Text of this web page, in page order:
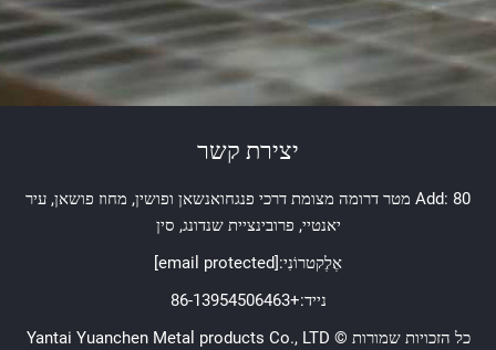
יצירת קשר
Add: 80 מטר דרומה מצומת דרכי פנגחואנשאן ופושין, מחוז פושאן, עיר
יאנטיי, פרובינציית שנדונג, סין
אֶלֶקטרוֹנִי:[email protected]
נייד:+86-13954506463
כל הזכויות שמורות © Yantai Yuanchen Metal products Co., LTD